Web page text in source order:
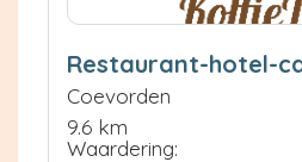
Restaurant-hotel-
Coevorden
9.6 km
Waardering: